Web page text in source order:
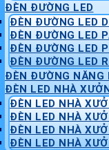
ĐÈN ĐƯỜNG LED
ĐÈN ĐƯỜNG LED
ĐÈN ĐƯỜNG LED
ĐÈN ĐƯỜNG LED
ĐÈN ĐƯỜNG LED
ĐÈN ĐƯỜNG NĂNG
ĐÈN LED NHÀ
ĐÈN LED NHÀ
ĐÈN LED NHÀ
ĐÈN LED NHÀ
ĐÈN LED NHÀ